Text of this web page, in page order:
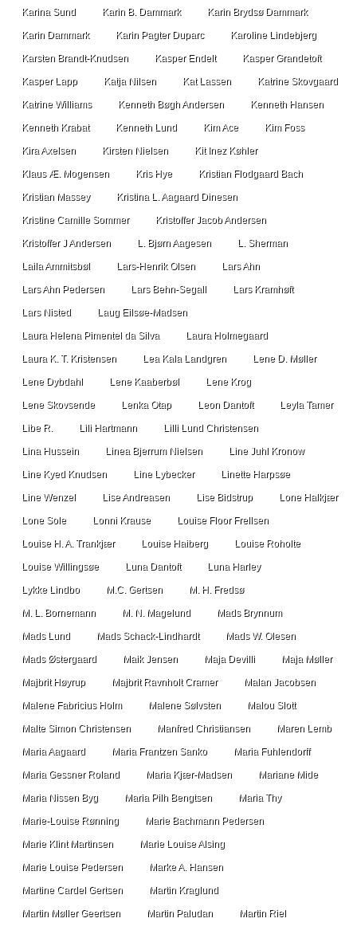
Karina Sund Karin B. Dammark Karin Brydsø Dammark
Karin Dammark Karin Pagter Duparc Karoline Lindebjerg
Karsten Brandt-Knudsen Kasper Endelt Kasper Grandetoft
Kasper Lapp Katja Nilsen Kat Lassen Katrine Skovgaard
Katrine Williams Kenneth Bøgh Andersen Kenneth Hansen
Kenneth Krabat Kenneth Lund Kim Ace Kim Foss
Kira Axelsen Kirsten Nielsen Kit Inez Køhler
Klaus Æ. Mogensen Kris Hye Kristian Flodgaard Bach
Kristian Massey Kristina L. Aagaard Dinesen
Kristine Camille Sommer Kristoffer Jacob Andersen
Kristoffer J Andersen L. Bjørn Aagesen L. Sherman
Laila Ammitsbøl Lars-Henrik Olsen Lars Ahn
Lars Ahn Pedersen Lars Behn-Segall Lars Kramhøft
Lars Nisted Laug Eilsøe-Madsen
Laura Helena Pimentel da Silva Laura Holmegaard
Laura K. T. Kristensen Lea Kala Landgren Lene D. Møller
Lene Dybdahl Lene Kaaberbøl Lene Krog
Lene Skovsende Lenka Otap Leon Dantoft Leyla Tamer
Libe R. Lili Hartmann Lilli Lund Christensen
Lina Hussein Linea Bjerrum Nielsen Line Juhl Kronow
Line Kyed Knudsen Line Lybecker Linette Harpsøe
Line Wenzel Lise Andreasen Lise Bidstrup Lone Halkjær
Lone Sole Lonni Krause Louise Floor Frellsen
Louise H. A. Trankjær Louise Haiberg Louise Roholte
Louise Willingsøe Luna Dantoft Luna Harley
Lykke Lindbo M.C. Gertsen M. H. Fredsø
M. L. Bornemann M. N. Magelund Mads Brynnum
Mads Lund Mads Schack-Lindhardt Mads W. Olesen
Mads Østergaard Maik Jensen Maja Devilli Maja Møller
Majbrit Høyrup Majbrit Ravnholt Cramer Malan Jacobsen
Malene Fabricius Holm Malene Sølvsten Malou Slott
Malte Simon Christensen Manfred Christiansen Maren Lemb
Maria Aagaard Maria Frantzen Sanko Maria Fuhlendorff
Maria Gessner Roland Maria Kjær-Madsen Mariane Mide
Maria Nissen Byg Maria Pilh Bengtsen Maria Thy
Marie-Louise Rønning Marie Bachmann Pedersen
Marie Klint Martinsen Marie Louise Alsing
Marie Louise Pedersen Marke A. Hansen
Martine Cardel Gertsen Martin Kraglund
Martin Møller Geertsen Martin Paludan Martin Riel